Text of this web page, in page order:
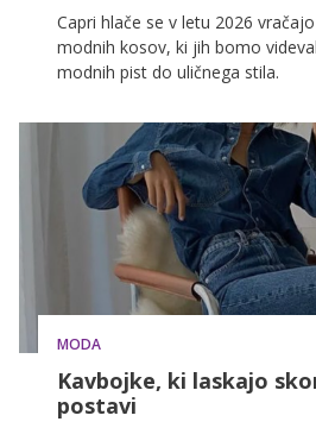
Capri hlače se v letu 2026
modnih kosov, ki jih bomo
modnih pist do uličnega stila.
MODA
Kavbojke, ki laskajo
postavi